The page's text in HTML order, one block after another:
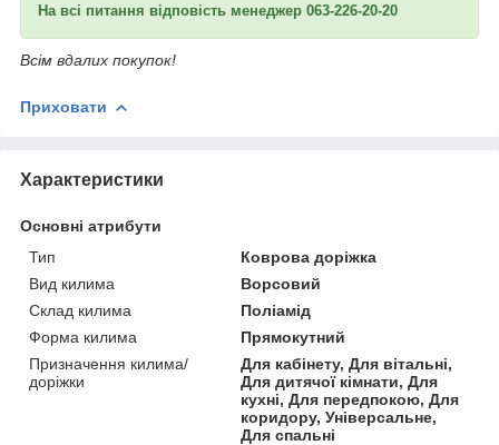
На всі питання відповість менеджер 063-226-20-20
Всім вдалих покупок!
Приховати
Характеристики
Основні атрибути
Тип
Коврова доріжка
Вид килима
Ворсовий
Склад килима
Поліамід
Форма килима
Прямокутний
Призначення килима/
доріжки
Для кабінету, Для вітальні,
Для дитячої кімнати, Для
кухні, Для передпокою, Для
коридору, Універсальне,
Для спальні